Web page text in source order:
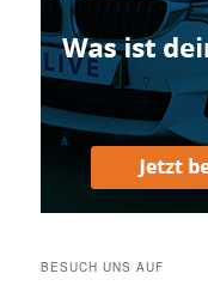
BESUCH UNS AUF